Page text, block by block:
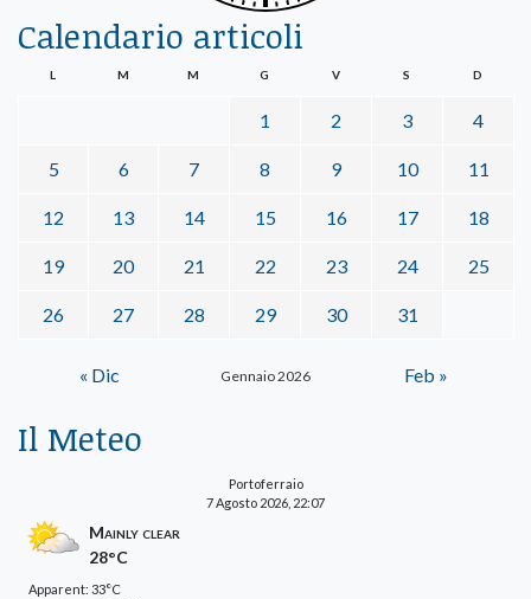
Calendario articoli
Gennaio 2026
L M M G V S D
1 2 3 4
5 6 7 8 9 10 11
12 13 14 15 16 17 18
19 20 21 22 23 24 25
26 27 28 29 30 31
« Dic Feb »
Il Meteo
Portoferraio
7 Agosto 2026, 22:07
Mainly clear
28°C
Apparent: 33°C